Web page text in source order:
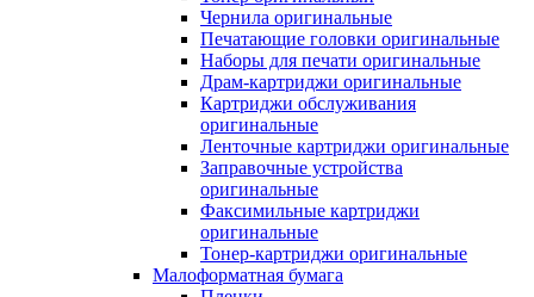
Чернила оригинальные
Печатающие головки оригинальные
Наборы для печати оригинальные
Драм-картриджи оригинальные
Картриджи обслуживания
оригинальные
Ленточные картриджи оригинальные
Заправочные устройства
оригинальные
Факсимильные картриджи
оригинальные
Тонер-картриджи оригинальные
Малоформатная бумага